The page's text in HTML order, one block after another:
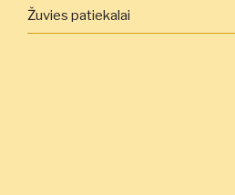
Žuvies patiekalai